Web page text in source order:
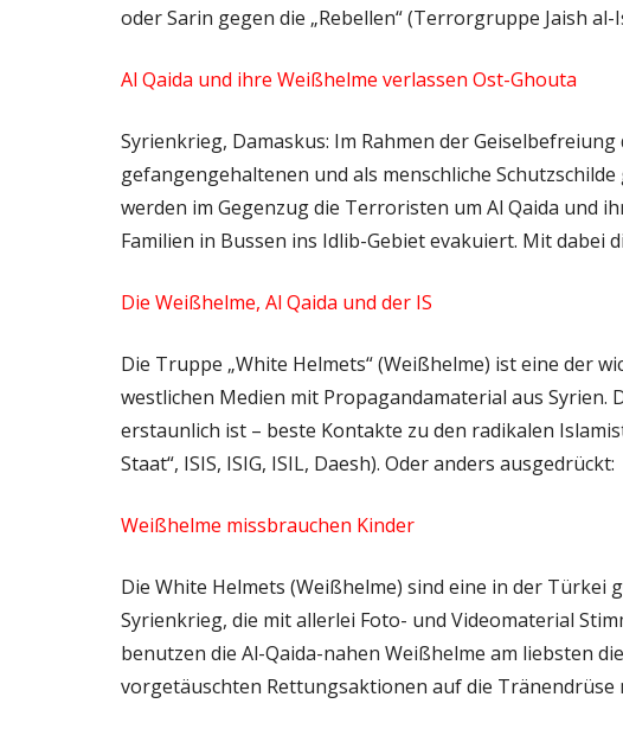
oder Sarin gegen die „Rebellen“ (Terrorgruppe Jaish
Al Qaida und ihre Weißhelme verlassen Ost-Ghouta
Syrienkrieg, Damaskus: Im Rahmen der
gefangengehaltenen und als menschliche
werden im Gegenzug die Terroristen um Al Qaida und
Familien in Bussen ins Idlib-Gebiet evakuiert. Mit dabei
Die Weißhelme, Al Qaida und der IS
Die Truppe „White Helmets“ (Weißhelme) ist eine der
westlichen Medien mit Propagandamaterial aus Syrien.
erstaunlich ist – beste Kontakte zu den radikalen
Staat“, ISIS, ISIG, ISIL, Daesh). Oder anders ausgedrückt:
Weißhelme missbrauchen Kinder
Die White Helmets (Weißhelme) sind eine in der
Syrienkrieg, die mit allerlei Foto- und Videomaterial
benutzen die Al-Qaida-nahen Weißhelme am liebsten
vorgetäuschten Rettungsaktionen auf die